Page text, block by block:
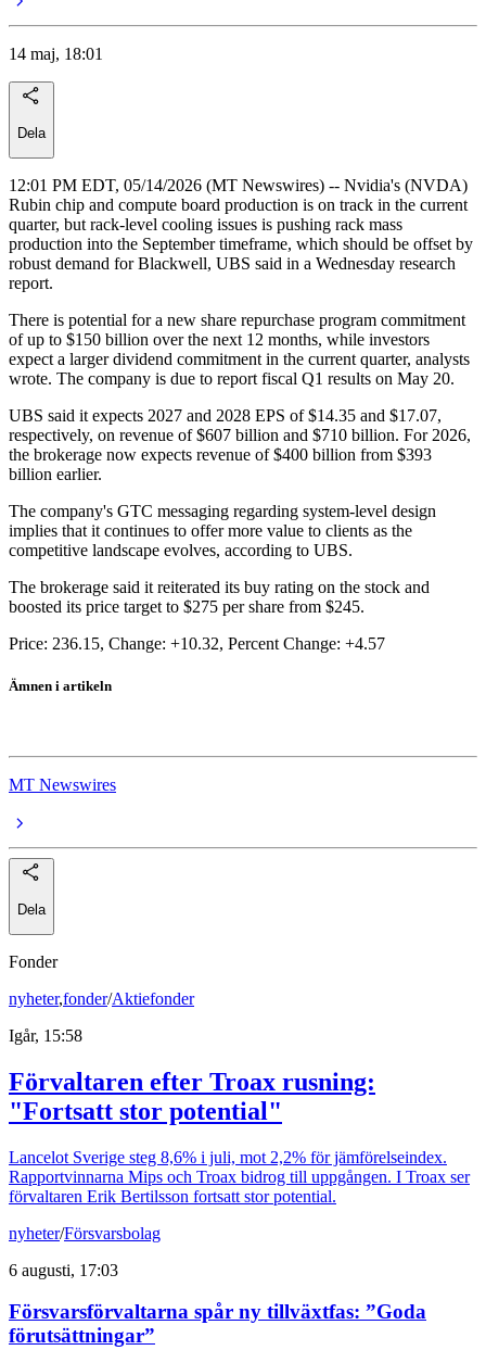
14 maj, 18:01
Dela
12:01 PM EDT, 05/14/2026 (MT Newswires) -- Nvidia's (NVDA)
Rubin chip and compute board production is on track in the current
quarter, but rack-level cooling issues is pushing rack mass
production into the September timeframe, which should be offset by
robust demand for Blackwell, UBS said in a Wednesday research
report.
There is potential for a new share repurchase program commitment
of up to $150 billion over the next 12 months, while investors
expect a larger dividend commitment in the current quarter, analysts
wrote. The company is due to report fiscal Q1 results on May 20.
UBS said it expects 2027 and 2028 EPS of $14.35 and $17.07,
respectively, on revenue of $607 billion and $710 billion. For 2026,
the brokerage now expects revenue of $400 billion from $393
billion earlier.
The company's GTC messaging regarding system-level design
implies that it continues to offer more value to clients as the
competitive landscape evolves, according to UBS.
The brokerage said it reiterated its buy rating on the stock and
boosted its price target to $275 per share from $245.
Price: 236.15, Change: +10.32, Percent Change: +4.57
Ämnen i artikeln
MT Newswires
Dela
Fonder
nyheter,fonder/Aktiefonder
Igår, 15:58
Förvaltaren efter Troax rusning:
"Fortsatt stor potential"
Lancelot Sverige steg 8,6% i juli, mot 2,2% för jämförelseindex.
Rapportvinnarna Mips och Troax bidrog till uppgången. I Troax ser
förvaltaren Erik Bertilsson fortsatt stor potential.
nyheter/Försvarsbolag
6 augusti, 17:03
Försvarsförvaltarna spår ny tillväxtfas: ”Goda
förutsättningar”